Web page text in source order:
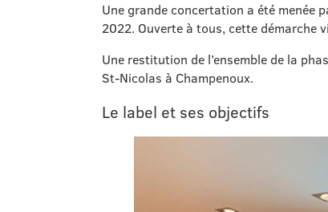
Une grande concertation a été menée
2022. Ouverte à tous, cette démarche
Une restitution de l’ensemble de la
St-Nicolas à Champenoux.
Le label et ses objectifs